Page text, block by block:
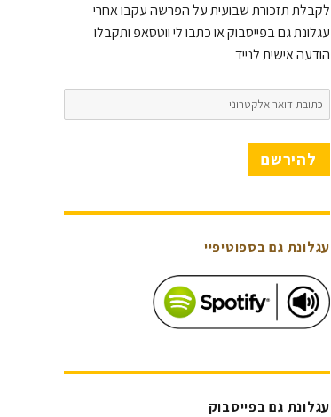
לקבלת תזכורת שבועית על הפרשה עקבו אחרי
עגלונת גם בפייסבוק או כתבו לי ווטסאפ ותקבלו
הודעה אישית לנייד
כתובת
דואר
אלקטרוני
להירשם
עגלונת גם בספוטיפיי
עגלונת גם בפייסבוק